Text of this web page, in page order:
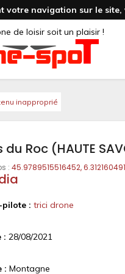
votre navigation sur le
de loisir soit un plaisir !
inapproprié
du Roc (HAUTE
: 45.9789515516452,
pilote : trici drone
: 28/08/2021
: Montagne